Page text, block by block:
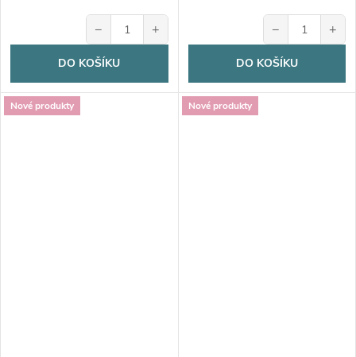
− +
DO KOŠÍKU
− +
DO KOŠÍKU
Nové produkty Nové produkty